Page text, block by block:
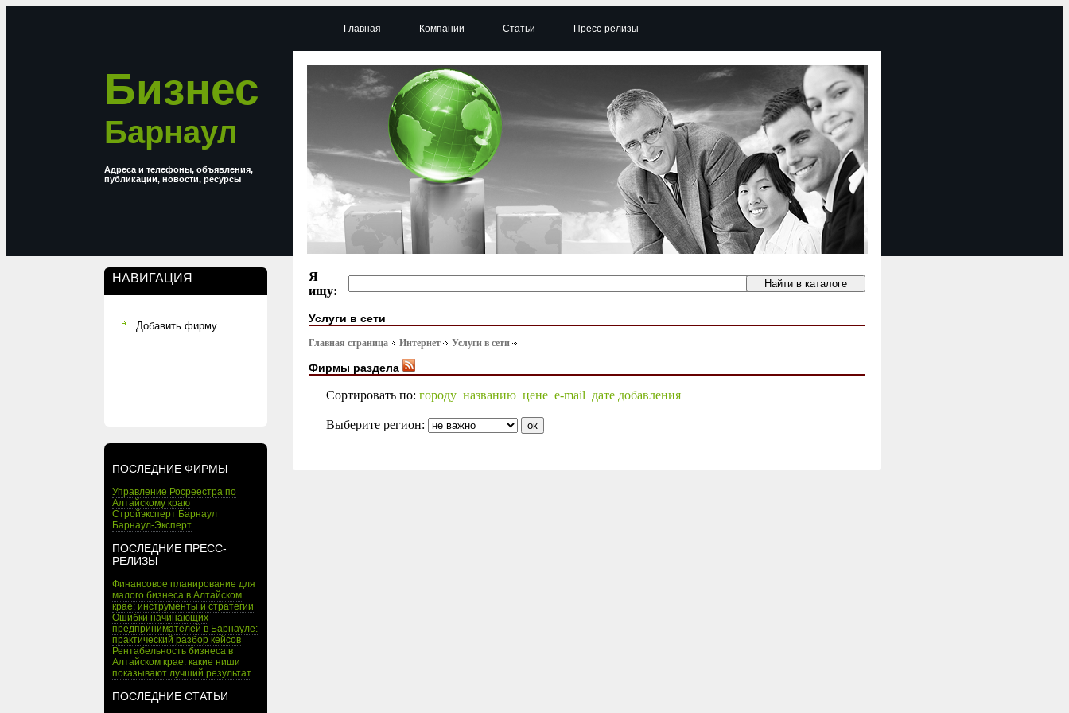
Бизнес
Барнаул
Адреса и телефоны, объявления,
публикации, новости, ресурсы
НАВИГАЦИЯ
Добавить фирму
ПОСЛЕДНИЕ ФИРМЫ
Управление Росреестра по
Алтайскому краю
Стройэксперт Барнаул
Барнаул-Эксперт
ПОСЛЕДНИЕ ПРЕСС-
РЕЛИЗЫ
Финансовое планирование для
малого бизнеса в Алтайском
крае: инструменты и стратегии
Ошибки начинающих
предпринимателей в Барнауле:
практический разбор кейсов
Рентабельность бизнеса в
Алтайском крае: какие ниши
показывают лучший результат
ПОСЛЕДНИЕ СТАТЬИ
Главная Компании Статьи Пресс-релизы
Я
ищу:
Услуги в сети
Главная страница Интернет Услуги в сети
Фирмы раздела
Сортировать по: городу названию цене e-mail дате добавления
Выберите регион: